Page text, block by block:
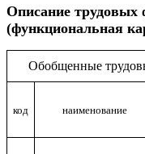
Описание трудовых
(функциональная
Обобщенные
код наименование